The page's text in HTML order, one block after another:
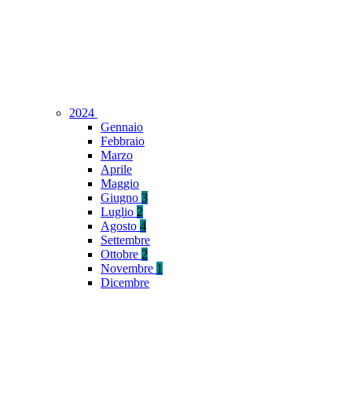
2024
Gennaio
Febbraio
Marzo
Aprile
Maggio
Giugno 3
Luglio 2
Agosto 4
Settembre
Ottobre 2
Novembre 1
Dicembre